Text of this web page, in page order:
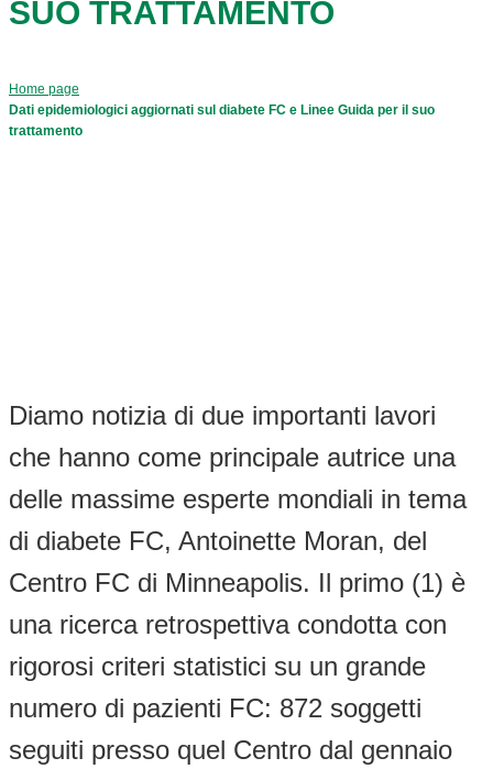
SUO TRATTAMENTO
Home page
Dati epidemiologici aggiornati sul diabete FC e Linee Guida per il suo
trattamento
Diamo notizia di due importanti lavori
che hanno come principale autrice una
delle massime esperte mondiali in tema
di diabete FC, Antoinette Moran, del
Centro FC di Minneapolis. Il primo (1) è
una ricerca retrospettiva condotta con
rigorosi criteri statistici su un grande
numero di pazienti FC: 872 soggetti
seguiti presso quel Centro dal gennaio